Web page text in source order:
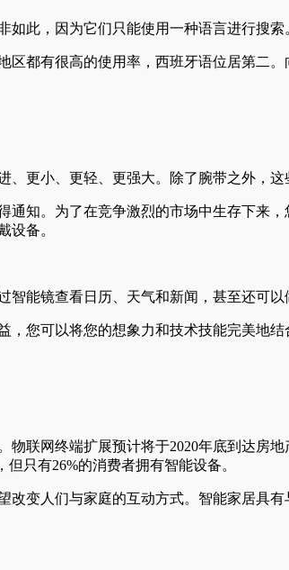
此，因为它们只能使用一种语言进行搜索
都有很高的使用率，西班牙语位居第二
更小、更轻、更强大。除了腕带之外，
知。为了在竞争激烈的市场中生存下来
设备。
能镜查看日历、天气和新闻，甚至还可
您可以将您的想象力和技术技能完美地
联网终端扩展预计将于2020年底到达房
只有26%的消费者拥有智能设备。
变人们与家庭的互动方式。智能家居具